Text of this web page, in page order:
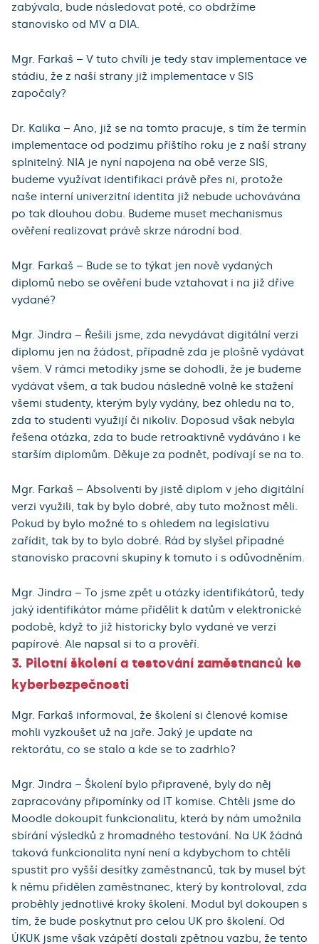
zabývala, bude následovat poté, co obdržíme
stanovisko od MV a DIA.
Mgr. Farkaš – V tuto chvíli je tedy stav implementace ve
stádiu, že z naší strany již implementace v SIS
započaly?
Dr. Kalika – Ano, již se na tomto pracuje, s tím že termín
implementace od podzimu příštího roku je z naší strany
splnitelný. NIA je nyní napojena na obě verze SIS,
budeme využívat identifikaci právě přes ni, protože
naše interní univerzitní identita již nebude uchovávána
po tak dlouhou dobu. Budeme muset mechanismus
ověření realizovat právě skrze národní bod.
Mgr. Farkaš – Bude se to týkat jen nově vydaných
diplomů nebo se ověření bude vztahovat i na již dříve
vydané?
Mgr. Jindra – Řešili jsme, zda nevydávat digitální verzi
diplomu jen na žádost, případně zda je plošně vydávat
všem. V rámci metodiky jsme se dohodli, že je budeme
vydávat všem, a tak budou následně volně ke stažení
všemi studenty, kterým byly vydány, bez ohledu na to,
zda to studenti využijí či nikoliv. Doposud však nebyla
řešena otázka, zda to bude retroaktivně vydáváno i ke
starším diplomům. Děkuje za podnět, podívají se na to.
Mgr. Farkaš – Absolventi by jistě diplom v jeho digitální
verzi využili, tak by bylo dobré, aby tuto možnost měli.
Pokud by bylo možné to s ohledem na legislativu
zařídit, tak by to bylo dobré. Rád by slyšel případné
stanovisko pracovní skupiny k tomuto i s odůvodněním.
Mgr. Jindra – To jsme zpět u otázky identifikátorů, tedy
jaký identifikátor máme přidělit k datům v elektronické
podobě, když to již historicky bylo vydané ve verzi
papírové. Ale napsal si to a prověří.
3. Pilotní školení a testování zaměstnanců ke
kyberbezpečnosti
Mgr. Farkaš informoval, že školení si členové komise
mohli vyzkoušet už na jaře. Jaký je update na
rektorátu, co se stalo a kde se to zadrhlo?
Mgr. Jindra – Školení bylo připravené, byly do něj
zapracovány připomínky od IT komise. Chtěli jsme do
Moodle dokoupit funkcionalitu, která by nám umožnila
sbírání výsledků z hromadného testování. Na UK žádná
taková funkcionalita nyní není a kdybychom to chtěli
spustit pro vyšší desítky zaměstnanců, tak by musel být
k němu přidělen zaměstnanec, který by kontroloval, zda
proběhly jednotlivé kroky školení. Modul byl dokoupen s
tím, že bude poskytnut pro celou UK pro školení. Od
ÚKUK jsme však vzápětí dostali zpětnou vazbu, že tento